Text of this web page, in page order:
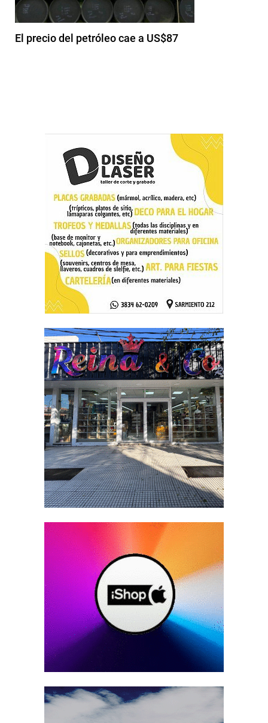
El precio del petróleo cae a US$87